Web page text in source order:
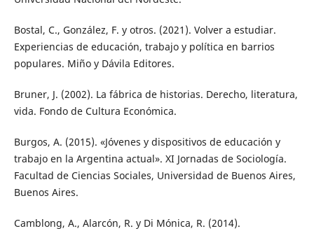
Bostal, C., González, F. y otros. (2021). Volver a estudiar.
Experiencias de educación, trabajo y política en barrios
populares. Miño y Dávila Editores.
Bruner, J. (2002). La fábrica de historias. Derecho, literatura,
vida. Fondo de Cultura Económica.
Burgos, A. (2015). «Jóvenes y dispositivos de educación y
trabajo en la Argentina actual». XI Jornadas de Sociología.
Facultad de Ciencias Sociales, Universidad de Buenos Aires,
Buenos Aires.
Camblong, A., Alarcón, R. y Di Mónica, R. (2014).